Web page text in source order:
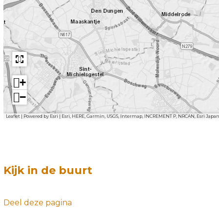
Kijk in de buurt
+
−
Leaflet | Powered by Esri | Esri, HERE, Garmin, USGS, Intermap, INCREMENT P, NRCAN, Esri
Deel deze pagina